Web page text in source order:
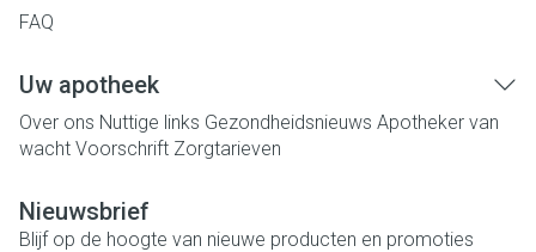
FAQ
Uw apotheek
Over ons Nuttige links Gezondheidsnieuws Apotheker van
wacht Voorschrift Zorgtarieven
Nieuwsbrief
Blijf op de hoogte van nieuwe producten en promoties